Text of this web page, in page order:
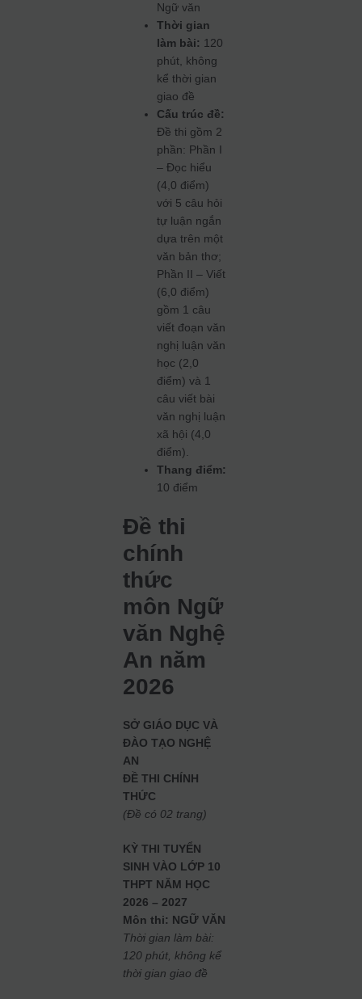
Ngữ văn
Thời gian
làm bài: 120
phút, không
kể thời gian
giao đề
Cấu trúc đề:
Đề thi gồm 2
phần: Phần I
– Đọc hiểu
(4,0 điểm)
với 5 câu hỏi
tự luận ngắn
dựa trên một
văn bản thơ;
Phần II – Viết
(6,0 điểm)
gồm 1 câu
viết đoạn văn
nghị luận văn
học (2,0
điểm) và 1
câu viết bài
văn nghị luận
xã hội (4,0
điểm).
Thang điểm:
10 điểm
Đề thi
chính
thức
môn Ngữ
văn Nghệ
An năm
2026
SỞ GIÁO DỤC VÀ
ĐÀO TẠO NGHỆ
AN
ĐỀ THI CHÍNH
THỨC
(Đề có 02 trang)
KỲ THI TUYỂN
SINH VÀO LỚP 10
THPT NĂM HỌC
2026 – 2027
Môn thi: NGỮ VĂN
Thời gian làm bài:
120 phút, không kể
thời gian giao đề